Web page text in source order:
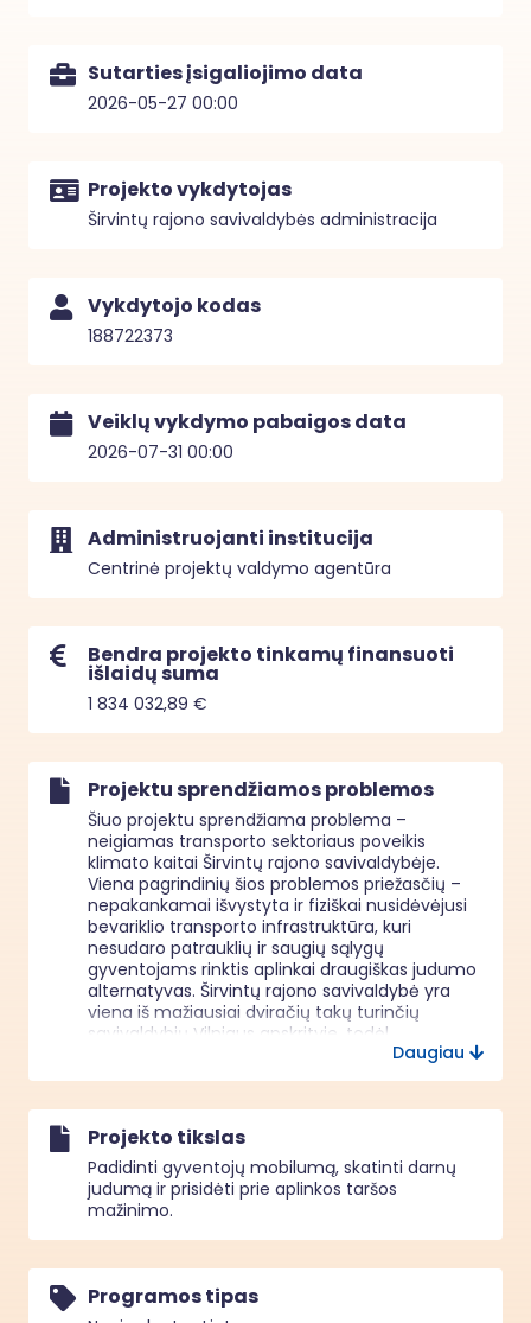
Sutarties įsigaliojimo data
2026-05-27 00:00
Projekto vykdytojas
Širvintų rajono savivaldybės administracija
Vykdytojo kodas
188722373
Veiklų vykdymo pabaigos data
2026-07-31 00:00
Administruojanti institucija
Centrinė projektų valdymo agentūra
Bendra projekto tinkamų finansuoti
išlaidų suma
1 834 032,89 €
Projektu sprendžiamos problemos
Šiuo projektu sprendžiama problema –
neigiamas transporto sektoriaus poveikis
klimato kaitai Širvintų rajono savivaldybėje.
Viena pagrindinių šios problemos priežasčių –
nepakankamai išvystyta ir fiziškai nusidėvėjusi
bevariklio transporto infrastruktūra, kuri
nesudaro patrauklių ir saugių sąlygų
gyventojams rinktis aplinkai draugiškas judumo
alternatyvas. Širvintų rajono savivaldybė yra
viena iš mažiausiai dviračių takų turinčių
savivaldybių Vilniaus apskrityje, todėl
kasdieniams trumpiems atstumams dažniau
pasirenkamas automobilis, net ir tais atvejais,
Ypač aktuali problema fiksuojama Širvintų
mieste, Plento gatvėje, sutampančioje su
krašto keliu Nr. 116 Širvintos–Rimučiai–Kernavė–
Dūkštos. Čia esanti pėsčiųjų ir dviračių takų
asfalto danga deformuota ir sutrūkinėjusi,
skersiniai ir išilginiai nuolydžiai neužtikrina
tinkamo paviršinio vandens surinkimo, todėl
formuojasi balos ir slidžios vietos. Dalis takų
Daugiau
Projekto tikslas
Padidinti gyventojų mobilumą, skatinti darnų
judumą ir prisidėti prie aplinkos taršos
mažinimo.
Programos tipas